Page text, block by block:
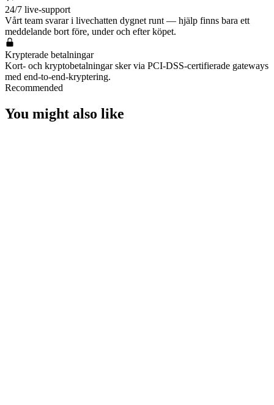
24/7 live-support
Vårt team svarar i livechatten dygnet runt — hjälp finns bara ett
meddelande bort före, under och efter köpet.
Krypterade betalningar
Kort- och kryptobetalningar sker via PCI-DSS-certifierade gateways
med end-to-end-kryptering.
Recommended
You might also like